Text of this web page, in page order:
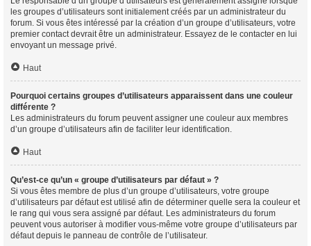
les groupes d’utilisateurs sont initialement créés par un administrateur du
forum. Si vous êtes intéressé par la création d’un groupe d’utilisateurs, votre
premier contact devrait être un administrateur. Essayez de le contacter en lui
envoyant un message privé.
Haut
Pourquoi certains groupes d’utilisateurs apparaissent dans une couleur
différente ?
Les administrateurs du forum peuvent assigner une couleur aux membres
d’un groupe d’utilisateurs afin de faciliter leur identification.
Haut
Qu’est-ce qu’un « groupe d’utilisateurs par défaut » ?
Si vous êtes membre de plus d’un groupe d’utilisateurs, votre groupe
d’utilisateurs par défaut est utilisé afin de déterminer quelle sera la couleur et
le rang qui vous sera assigné par défaut. Les administrateurs du forum
peuvent vous autoriser à modifier vous-même votre groupe d’utilisateurs par
défaut depuis le panneau de contrôle de l’utilisateur.